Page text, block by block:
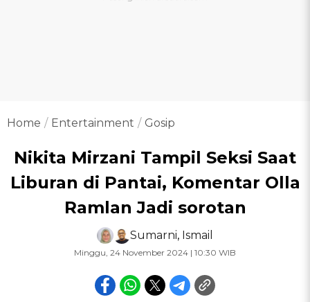
Home Entertainment Gosip
Nikita Mirzani Tampil Seksi Saat
Liburan di Pantai, Komentar Olla
Ramlan Jadi sorotan
Sumarni, Ismail
Minggu, 24 November 2024 | 10:30 WIB